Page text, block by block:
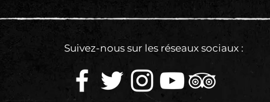
Suivez-nous sur les réseaux sociaux :